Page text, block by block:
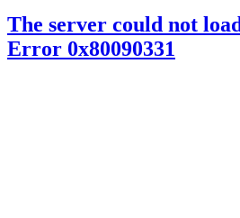
The server could not
Error 0x80090331